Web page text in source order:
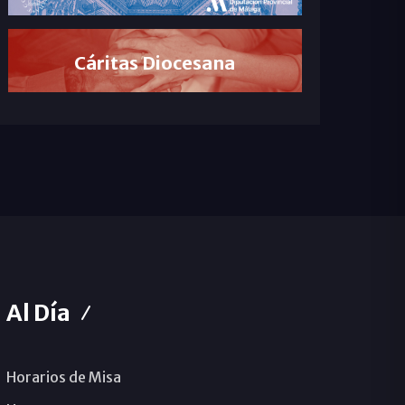
Cáritas Diocesana
Al Día
Horarios de Misa